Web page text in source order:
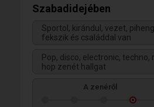
Szabadidejében
Sportol, kirándul, vezet,
fekszik és családdal van
Pop, disco, electronic, techno,
hop zenét hallgat
A zenéről